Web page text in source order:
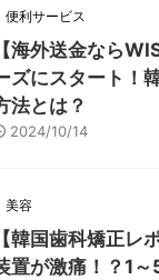
便利サービス
【海外送金なら
ズにスタート！
法とは？
2024/10/14
美容
【韓国歯科矯正
置が激痛！？1